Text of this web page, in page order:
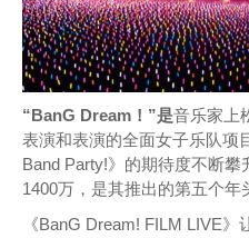
“BanG Dream！”是音乐家上
表演和表演的全面女子乐队项
Band Party!》的期待度不断
1400万，是其推出的第五个年
《BanG Dream! FILM LIVE